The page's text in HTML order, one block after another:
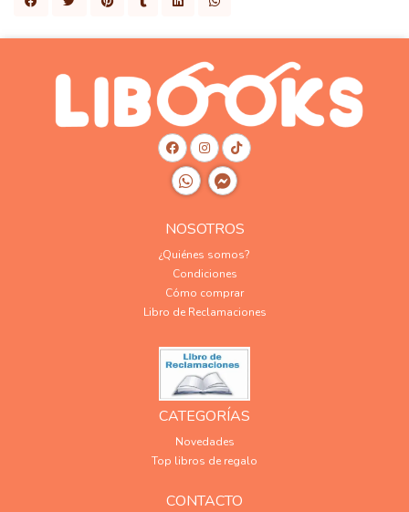
NOSOTROS
¿Quiénes somos?
Condiciones
Cómo comprar
Libro de Reclamaciones
CATEGORÍAS
Novedades
Top libros de regalo
CONTACTO